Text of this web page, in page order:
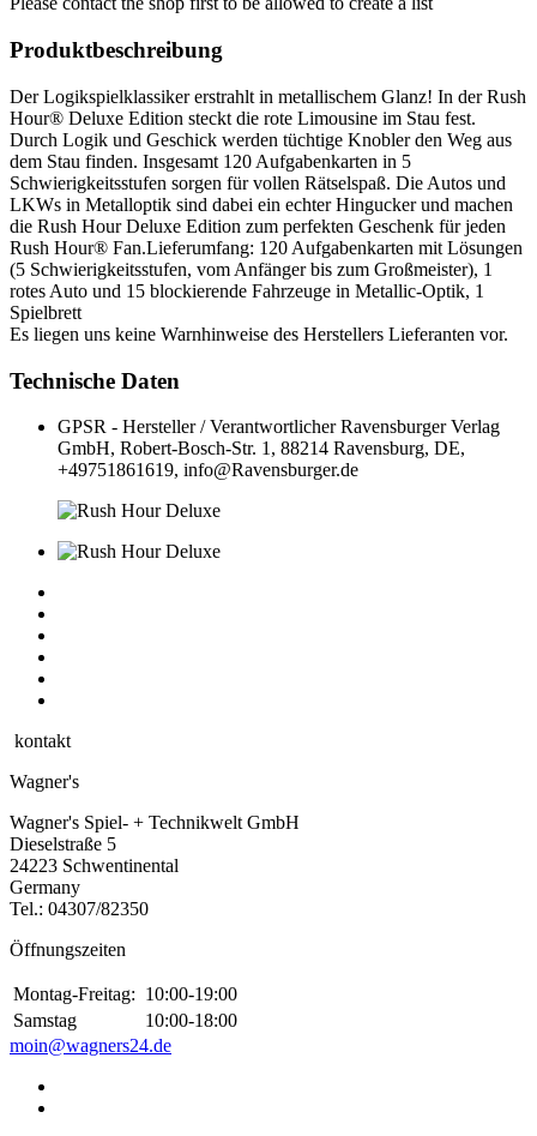
Produktbeschreibung
Der Logikspielklassiker erstrahlt in metallischem Glanz! In der Rush
Hour® Deluxe Edition steckt die rote Limousine im Stau fest.
Durch Logik und Geschick werden tüchtige Knobler den Weg aus
dem Stau finden. Insgesamt 120 Aufgabenkarten in 5
Schwierigkeitsstufen sorgen für vollen Rätselspaß. Die Autos und
LKWs in Metalloptik sind dabei ein echter Hingucker und machen
die Rush Hour Deluxe Edition zum perfekten Geschenk für jeden
Rush Hour® Fan.Lieferumfang: 120 Aufgabenkarten mit Lösungen
(5 Schwierigkeitsstufen, vom Anfänger bis zum Großmeister), 1
rotes Auto und 15 blockierende Fahrzeuge in Metallic-Optik, 1
Spielbrett
Es liegen uns keine Warnhinweise des Herstellers Lieferanten vor.
Technische Daten
GPSR - Hersteller / Verantwortlicher Ravensburger Verlag
GmbH, Robert-Bosch-Str. 1, 88214 Ravensburg, DE,
+49751861619, info@Ravensburger.de
kontakt
Wagner's
Wagner's Spiel- + Technikwelt GmbH
Dieselstraße 5
24223 Schwentinental
Germany
Tel.: 04307/82350
Öffnungszeiten
Montag-Freitag: 10:00-19:00
Samstag
10:00-18:00
moin@wagners24.de